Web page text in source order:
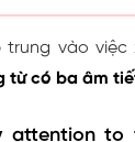
trung vào
từ có ba âm
attention to